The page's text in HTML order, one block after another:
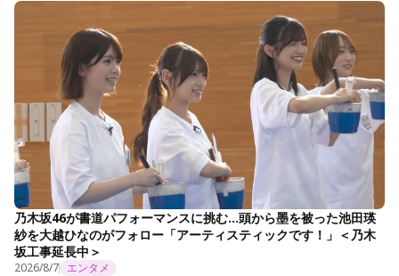
乃木坂46が書道パフォーマンスに挑む…頭から墨を被った池田瑛
紗を大越ひなのがフォロー「アーティスティックです！」＜乃木
坂工事延長中＞
2026/8/7 エンタメ